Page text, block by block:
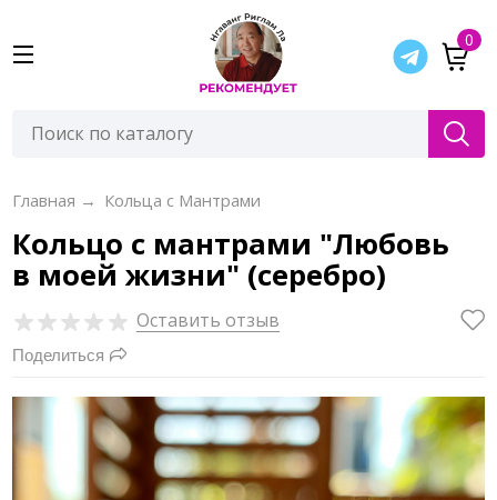
0
Главная → Кольца с Мантрами
Кольцо с мантрами "Любовь
в моей жизни" (серебро)
Оставить отзыв
Поделиться